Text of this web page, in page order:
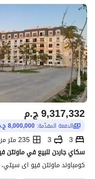
ج.م9,317,332
الدفعة المقدّمة: 8,000,000 ج.م
3
3
235 متر مربع